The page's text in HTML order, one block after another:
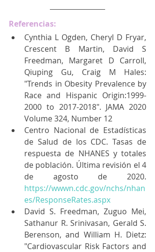
Referencias:
Cynthia L Ogden, Cheryl D Fryar,
Crescent B Martin, David S
Freedman, Margaret D Carroll,
Qiuping Gu, Craig M Hales:
"Trends in Obesity Prevalence by
Race and Hispanic Origin:1999-
2000 to 2017-2018". JAMA 2020
Volume 324, Number 12
Centro Nacional de Estadísticas
de Salud de los CDC. Tasas de
respuesta de NHANES y totales
de población. Última revisión el 4
https://wwwn.cdc.gov/nchs/nhan
es/ResponseRates.aspx
David S. Freedman, Zuguo Mei,
Sathanur R. Srinivasan, Gerald S.
Berenson, and William H. Dietz:
"Cardiovascular Risk Factors and